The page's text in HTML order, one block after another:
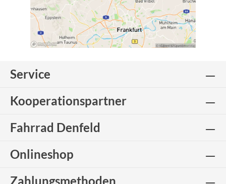
Service
Kooperationspartner
Fahrrad Denfeld
Onlineshop
Zahlungsmethoden